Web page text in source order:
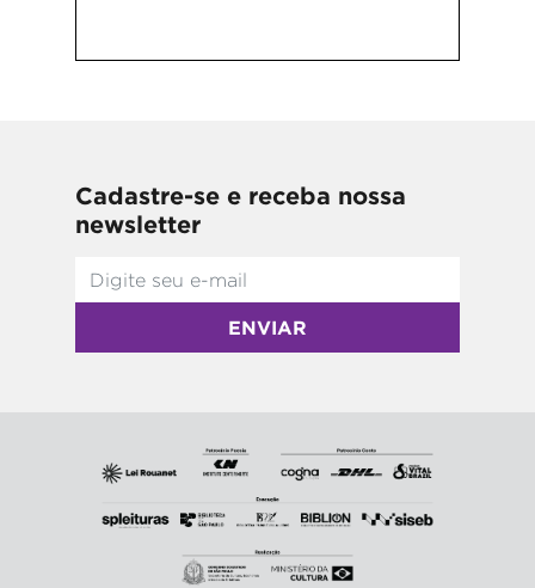
Cadastre-se e receba nossa
newsletter
ENVIAR